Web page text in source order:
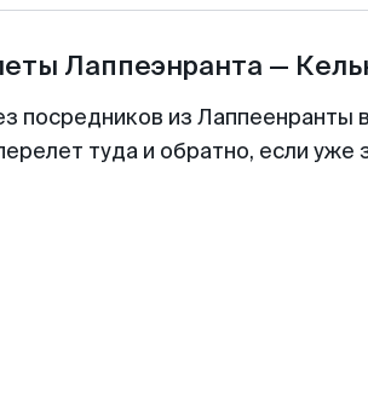
Лаппеэнранта —
посредников из Лаппеенранты
туда и обратно, если уже